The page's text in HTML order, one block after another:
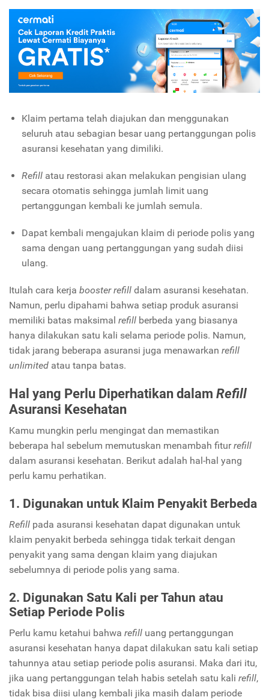
Klaim pertama telah diajukan dan menggunakan
seluruh atau sebagian besar uang pertanggungan polis
asuransi kesehatan yang dimiliki.
Refillatau restorasi akan melakukan pengisian ulang
secara otomatis sehingga jumlah limit uang
pertanggungan kembali ke jumlah semula.
Dapat kembali mengajukan klaim di periode polis yang
sama dengan uang pertanggungan yang sudah diisi
ulang.
Itulah cara kerja booster refill dalam asuransi kesehatan.
Namun, perlu dipahami bahwa setiap produk asuransi
memiliki batas maksimal refill berbeda yang biasanya
hanya dilakukan satu kali selama periode polis. Namun,
tidak jarang beberapa asuransi juga menawarkan refill
unlimited atau tanpa batas.
Hal yang Perlu Diperhatikan dalam Refill
Asuransi Kesehatan
Kamu mungkin perlu mengingat dan memastikan
beberapa hal sebelum memutuskan menambah fiturrefill
dalam asuransi kesehatan. Berikut adalah hal-hal yang
perlu kamu perhatikan.
1. Digunakan untuk Klaim Penyakit Berbeda
Refill pada asuransi kesehatan dapat digunakan untuk
klaim penyakit berbeda sehingga tidak terkait dengan
penyakit yang sama dengan klaim yang diajukan
sebelumnya di periode polis yang sama.
2. Digunakan Satu Kali per Tahun atau
Setiap Periode Polis
Perlu kamu ketahui bahwa refill uang pertanggungan
asuransi kesehatan hanya dapat dilakukan satu kali setiap
tahunnya atau setiap periode polis asuransi. Maka dari itu,
jika uang pertanggungan telah habis setelah satu kali refill,
tidak bisa diisi ulang kembali jika masih dalam periode